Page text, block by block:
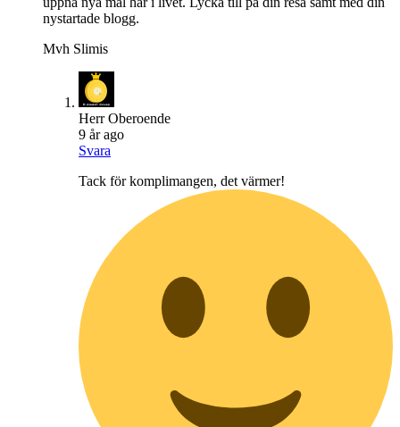
nystartade blogg.
Mvh Slimis
Herr Oberoende
9 år ago
Svara
Tack för komplimangen, det värmer!